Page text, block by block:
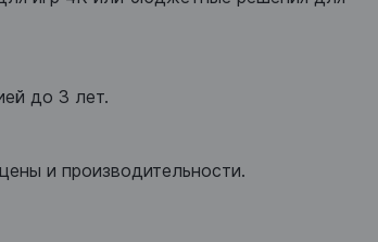
до 3 лет.
и производительности.